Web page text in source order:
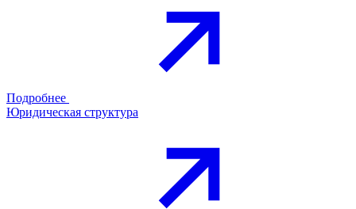
Подробнее
Юридическая структура